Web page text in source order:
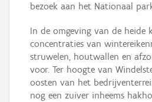
bezoek aan het Nationaal
In de omgeving van de heide
concentraties van
struwelen, houtwallen en
voor. Ter hoogte van
oosten van het
nog een zuiver inheems